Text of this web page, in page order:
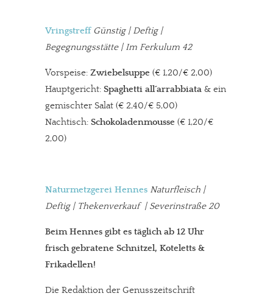
Vringstreff Günstig | Deftig |
Begegnungsstätte | Im Ferkulum 42
Vorspeise: Zwiebelsuppe (€ 1,20/€ 2,00)
Hauptgericht: Spaghetti all´arrabbiata & ein
gemischter Salat (€ 2,40/€ 5,00)
Nachtisch: Schokoladenmousse (€ 1,20/€
2,00)
Naturmetzgerei Hennes Naturfleisch |
Deftig | Thekenverkauf | Severinstraße 20
Beim Hennes gibt es täglich ab 12 Uhr
frisch gebratene Schnitzel, Koteletts &
Frikadellen!
Die Redaktion der Genusszeitschrift